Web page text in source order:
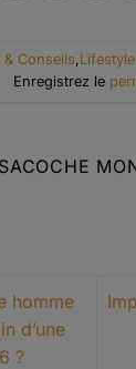
& Conseils,
Enregistrez le
SACOCHE
homme
d’une
?